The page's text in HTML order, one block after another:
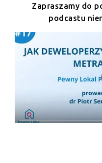
Zapraszamy do
podcastu